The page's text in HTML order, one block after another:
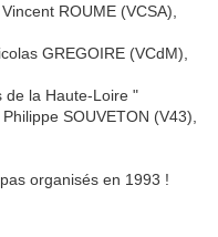
ROUME (VCSA),
GREGOIRE (VCdM),
la Haute-Loire "
SOUVETON (V43),
organisés en 1993 !